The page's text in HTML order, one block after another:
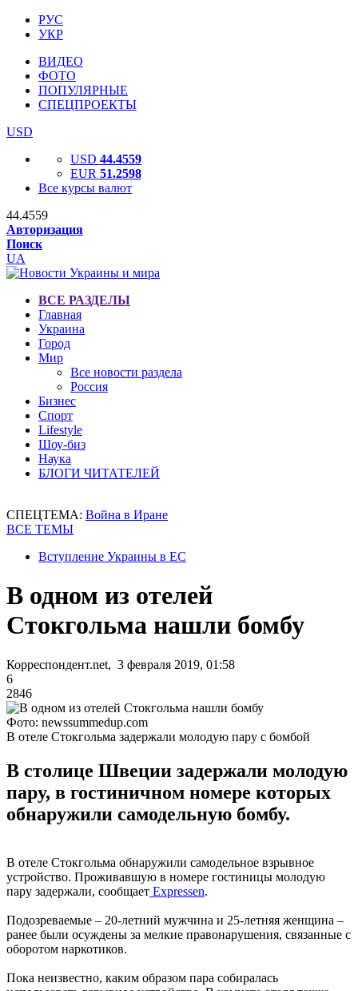
РУС
УКР
ВИДЕО
ФОТО
ПОПУЛЯРНЫЕ
СПЕЦПРОЕКТЫ
USD
USD 44.4559
EUR 51.2598
Все курсы валют
44.4559
Авторизация
Поиск
UA
ВСЕ РАЗДЕЛЫ
Главная
Украина
Город
Мир
Все новости раздела
Россия
Бизнес
Спорт
Lifestyle
Шоу-биз
Наука
БЛОГИ ЧИТАТЕЛЕЙ
СПЕЦТЕМА: Война в Иране
ВСЕ ТЕМЫ
Вступление Украины в ЕС
В одном из отелей
Стокгольма нашли бомбу
Корреспондент.net, 3 февраля 2019, 01:58
6
2846
Фото: newssummedup.com
В отеле Стокгольма задержали молодую пару с бомбой
В столице Швеции задержали молодую
пару, в гостиничном номере которых
обнаружили самодельную бомбу.
В отеле Стокгольма обнаружили самодельное взрывное
устройство. Проживавшую в номере гостиницы молодую
пару задержали, сообщает Expressen.
Подозреваемые – 20-летний мужчина и 25-летняя женщина –
ранее были осуждены за мелкие правонарушения, связанные с
оборотом наркотиков.
Пока неизвестно, каким образом пара собиралась